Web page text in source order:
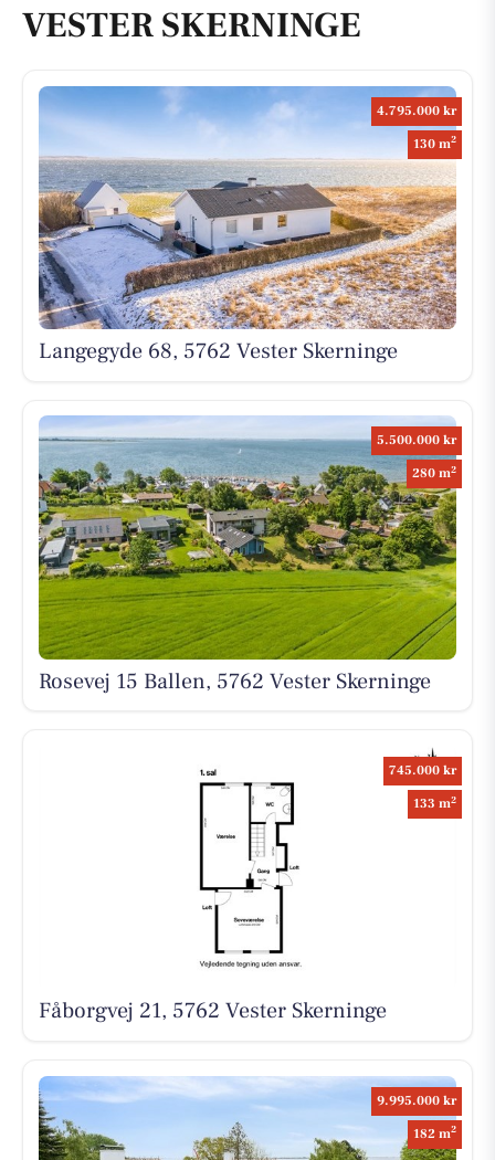
VESTER SKERNINGE
4.795.000 kr
130 m2
Langegyde 68, 5762 Vester Skerninge
5.500.000 kr
280 m2
Rosevej 15 Ballen, 5762 Vester Skerninge
745.000 kr
133 m2
Fåborgvej 21, 5762 Vester Skerninge
9.995.000 kr
182 m2